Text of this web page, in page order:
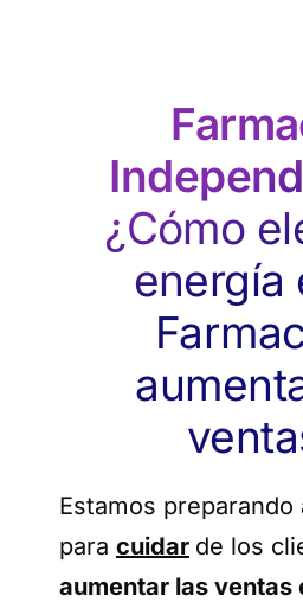
¿Cómo
energía
Estamos preparando
para cuidar de los
aumentar las ventas